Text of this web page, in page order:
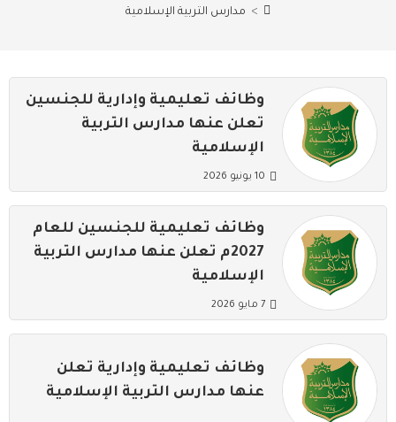
> مدارس التربية الإسلامية
وظائف تعليمية وإدارية للجنسين
تعلن عنها مدارس التربية
الإسلامية
10 يونيو 2026
وظائف تعليمية للجنسين للعام
2027م تعلن عنها مدارس التربية
الإسلامية
7 مايو 2026
وظائف تعليمية وإدارية تعلن
عنها مدارس التربية الإسلامية